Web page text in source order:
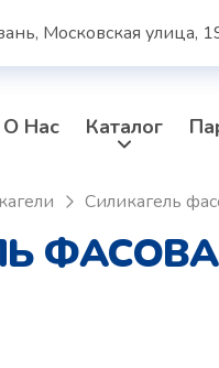
Московская улица,
О Нас Каталог
Силикагель